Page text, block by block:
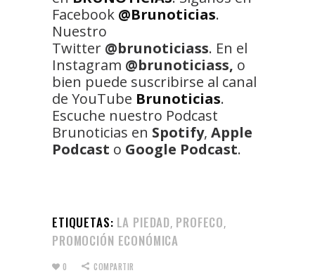
Facebook @Brunoticias.
Nuestro
Twitter @brunoticiass. En el
Instagram @brunoticiass, o
bien puede suscribirse al canal
de YouTube Brunoticias.
Escuche nuestro Podcast
Brunoticias en Spotify, Apple
Podcast o Google Podcast.
ETIQUETAS: LA PIEDAD, PROFECO,
PROMOCIÓN ECONÓMICA
0 COMPARTIR